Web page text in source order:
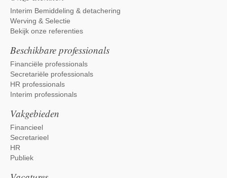
Interim Bemiddeling & detachering
Werving & Selectie
Bekijk onze referenties
Beschikbare professionals
Financiële professionals
Secretariële professionals
HR professionals
Interim professionals
Vakgebieden
Financieel
Secretarieel
HR
Publiek